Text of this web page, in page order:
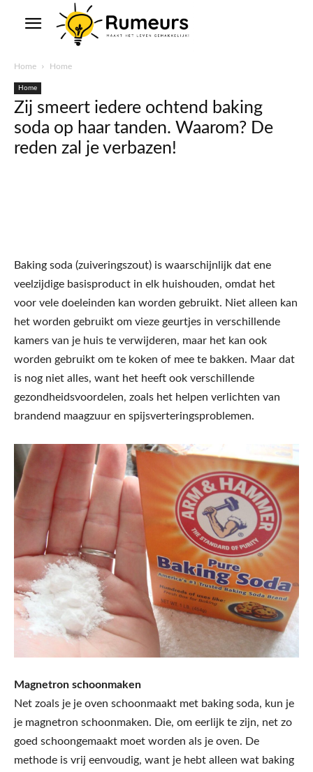
Home Home
Home
Zij smeert iedere ochtend baking
soda op haar tanden. Waarom? De
reden zal je verbazen!
Baking soda (zuiveringszout) is waarschijnlijk dat ene
veelzijdige basisproduct in elk huishouden, omdat het
voor vele doeleinden kan worden gebruikt. Niet alleen kan
het worden gebruikt om vieze geurtjes in verschillende
kamers van je huis te verwijderen, maar het kan ook
worden gebruikt om te koken of mee te bakken. Maar dat
is nog niet alles, want het heeft ook verschillende
gezondheidsvoordelen, zoals het helpen verlichten van
brandend maagzuur en spijsverteringsproblemen.
Magnetron schoonmaken
Net zoals je je oven schoonmaakt met baking soda, kun je
je magnetron schoonmaken. Die, om eerlijk te zijn, net zo
goed schoongemaakt moet worden als je oven. De
methode is vrij eenvoudig, want je hebt alleen wat baking